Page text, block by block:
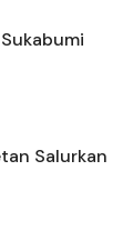
Salurkan